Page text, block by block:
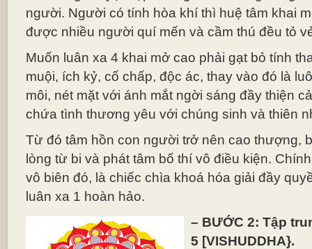
người. Người có tính hòa khí thì huệ tâm khai
được nhiều người quí mến và cầm thú đều tỏ
Muốn luân xa 4 khai mở cao phải gạt bỏ tính
muội, ích kỷ, cố chấp, độc ác, thay vào đó là
môi, nét mặt với ánh mắt ngời sáng đầy thiện
chứa tình thương yêu với chúng sinh và thiên
Từ đó tâm hồn con người trở nên cao thượng,
lòng từ bi và phát tâm bố thí vô điều kiện.
vô biên đó, là chiếc chìa khoá hóa giải đầy
luân xa 1 hoàn hảo.
– BƯỚC 2: Tập
5 [VISHUDDHA}.